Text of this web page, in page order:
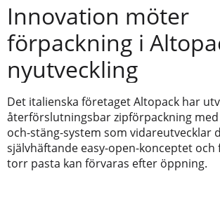
Innovation möter
förpackning i
nyutveckling
Det italienska företaget Altopack har
återförslutningsbar zipförpackning
och-stäng-system som vidareutvecklar
självhäftande easy-open-konceptet
torr pasta kan förvaras efter öppning.